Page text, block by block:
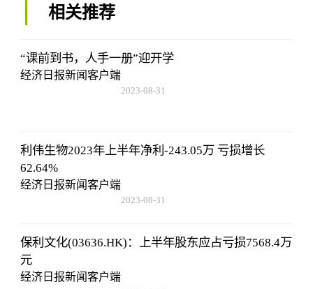
相关推荐
“课前到书，人手一册”迎开学
经济日报新闻客户端
2023-08-31
利伟生物2023年上半年净利-243.05万 亏损增长
62.64%
经济日报新闻客户端
2023-08-31
保利文化(03636.HK)：上半年股东应占亏损7568.4万
元
经济日报新闻客户端